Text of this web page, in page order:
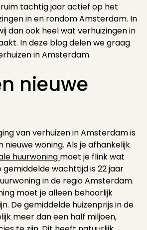
ruim tachtig jaar actief op het
in en rondom Amsterdam. In
dan ook heel wat verhuizingen in
In deze blog delen we graag
in Amsterdam.
nieuwe
van verhuizen in Amsterdam is
nieuwe woning. Als je afhankelijk
huurwoning moet je flink wat
gemiddelde wachttijd is 22 jaar
in de regio Amsterdam.
moet je alleen behoorlijk
De gemiddelde huizenprijs in de
meer dan een half miljoen,